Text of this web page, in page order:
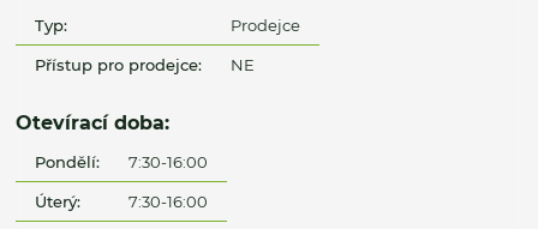
Typ: Prodejce
Přístup pro prodejce: NE
Otevírací doba:
Pondělí: 7:30-16:00
Úterý: 7:30-16:00